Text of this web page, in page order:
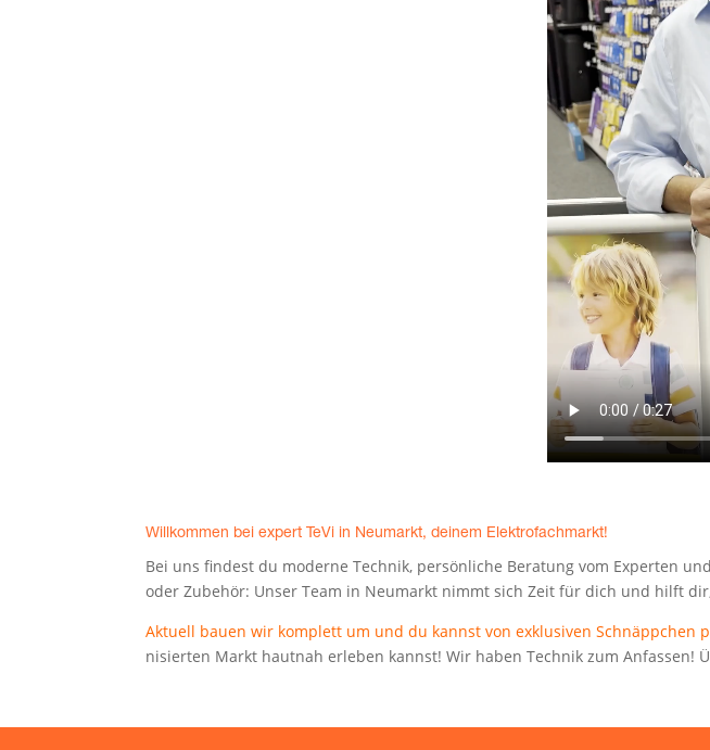
Will­kom­men bei expert TeVi in Neu­markt, dei­nem Elektrofachmarkt!
Bei uns fin­dest du moder­ne Tech­nik, per­sön­li­che Bera­tung vom Exper­ten
oder Zube­hör: Unser Team in Neu­markt nimmt sich Zeit für dich und hilft
Aktu­ell bau­en wir kom­plett um und du kannst von exklu­si­ven Schnäpp­chen
ni­sier­ten Markt haut­nah erle­ben kannst! Wir haben Tech­nik zum Anfas­sen!